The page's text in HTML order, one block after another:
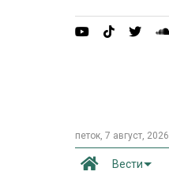
петок, 7 август, 2026
Вести